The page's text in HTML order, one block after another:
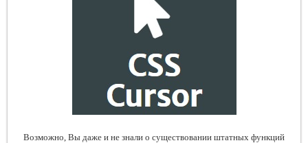
Возможно, Вы даже и не знали о существовании штатных функций